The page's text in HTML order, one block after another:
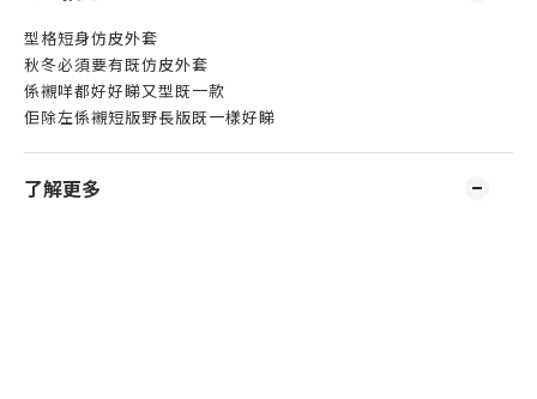
型格短身仿皮外套
秋冬必須要有既仿皮外套
係襯咩都好好睇又型既一款
佢除左係襯短版野長版既一樣好睇
了解更多